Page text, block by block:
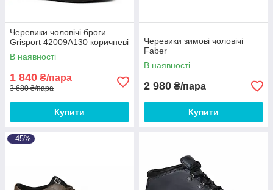
Черевики чоловічі броги
Grisport 42009A130 коричневі
В наявності
1 840 ₴/пара
3 680 ₴/пара
Купити
Черевики зимові чоловічі
Faber
В наявності
2 980 ₴/пара
Купити
–45%